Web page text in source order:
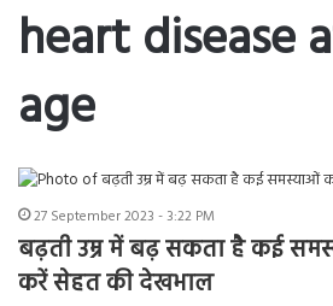
heart disease
age
27 September 2023 - 3:22 PM
बढ़ती उम्र में बढ़ सकता है कई
करें सेहत की देखभाल